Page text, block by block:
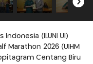
(ILUNI UI)
Marathon 2026 (UIHM
Centang Biru